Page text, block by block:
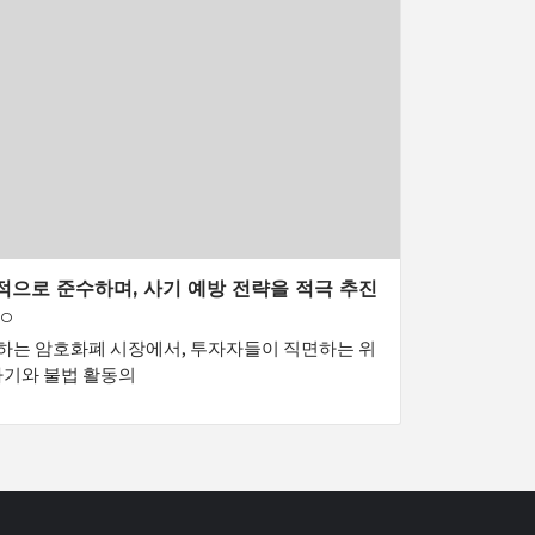
으로 준수하며, 사기 예방 전략을 적극 추진
는 암호화폐 시장에서, 투자자들이 직면하는 위
와 불법 활동의